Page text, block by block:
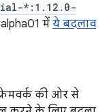
*:1.12.0-
में ये बदलाव
की ओर से